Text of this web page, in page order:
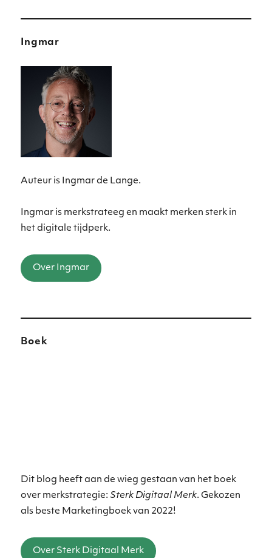
Ingmar
Auteur is Ingmar de Lange.
Ingmar is merkstrateeg en maakt merken sterk in
het digitale tijdperk.
Over Ingmar
Boek
Dit blog heeft aan de wieg gestaan van het boek
over merkstrategie:Sterk Digitaal Merk. Gekozen
als beste Marketingboek van 2022!
Over Sterk Digitaal Merk